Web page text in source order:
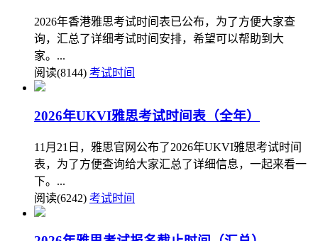
2026年香港雅思考试时间表已公布，为了方便大家查
询，汇总了详细考试时间安排，希望可以帮助到大
家。...
阅读(8144) 考试时间
2026年UKVI雅思考试时间表（全年）
11月21日，雅思官网公布了2026年UKVI雅思考试时间
表，为了方便查询给大家汇总了详细信息，一起来看一
下。...
阅读(6242) 考试时间